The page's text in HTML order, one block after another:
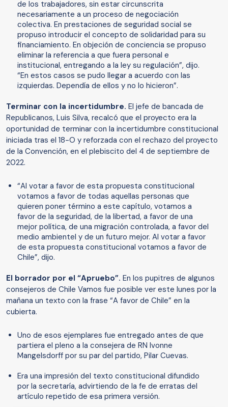
de los trabajadores, sin estar circunscrita
necesariamente a un proceso de negociación
colectiva. En prestaciones de seguridad social se
propuso introducir el concepto de solidaridad para su
financiamiento. En objeción de conciencia se propuso
eliminar la referencia a que fuera personal e
institucional, entregando a la ley su regulación”, dijo.
“En estos casos se pudo llegar a acuerdo con las
izquierdas. Dependía de ellos y no lo hicieron”.
Terminar con la incertidumbre. El jefe de bancada de
Republicanos, Luis Silva, recalcó que el proyecto era la
oportunidad de terminar con la incertidumbre constitucional
iniciada tras el 18-O y reforzada con el rechazo del proyecto
de la Convención, en el plebiscito del 4 de septiembre de
2022.
“Al votar a favor de esta propuesta constitucional
votamos a favor de todas aquellas personas que
quieren poner término a este capítulo, votamos a
favor de la seguridad, de la libertad, a favor de una
mejor política, de una migración controlada, a favor del
medio ambientel y de un futuro mejor. Al votar a favor
de esta propuesta constitucional votamos a favor de
Chile”, dijo.
El borrador por el “Apruebo”. En los pupitres de algunos
consejeros de Chile Vamos fue posible ver este lunes por la
mañana un texto con la frase “A favor de Chile” en la
cubierta.
Uno de esos ejemplares fue entregado antes de que
partiera el pleno a la consejera de RN Ivonne
Mangelsdorff por su par del partido, Pilar Cuevas.
Era una impresión del texto constitucional difundido
por la secretaría, advirtiendo de la fe de erratas del
artículo repetido de esa primera versión.